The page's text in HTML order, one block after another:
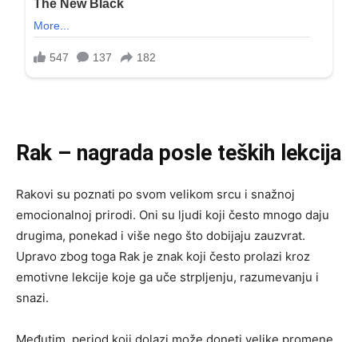
Rak – nagrada posle teških lekcija
Rakovi su poznati po svom velikom srcu i snažnoj
emocionalnoj prirodi. Oni su ljudi koji često mnogo daju
drugima, ponekad i više nego što dobijaju zauzvrat.
Upravo zbog toga Rak je znak koji često prolazi kroz
emotivne lekcije koje ga uče strpljenju, razumevanju i
snazi.